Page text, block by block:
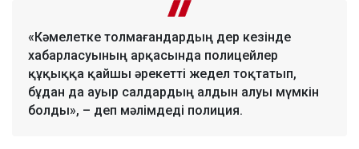
«Кәмелетке толмағандардың дер кезінде
хабарласуының арқасында полицейлер
құқыққа қайшы әрекетті жедел тоқтатып,
бұдан да ауыр салдардың алдын алуы мүмкін
болды», – деп мәлімдеді полиция.